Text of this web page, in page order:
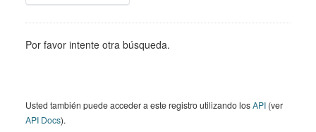
Por favor intente otra búsqueda.
Usted también puede acceder a este registro utilizando losAPI (ver
API Docs).